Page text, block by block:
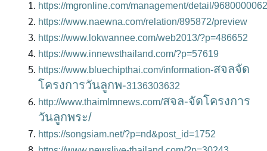
https://mgronline.com/management/detail/
https://www.naewna.com/relation/895872/preview
https://www.lokwannee.com/web2013/?p=486652
https://www.innewsthailand.com/?p=57619
https://www.bluechipthai.com/information-สจลจัด
โครงการวันลูกพ-3136303632
http://www.thaimlmnews.com/สจล-จัดโครงการ
วันลูกพระ/
https://songsiam.net/?p=nd&post_id=1752